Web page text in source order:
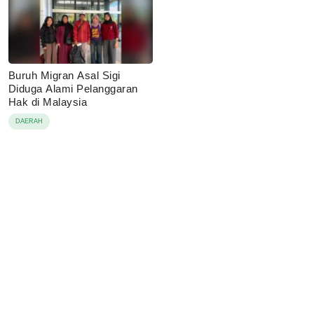
Buruh Migran Asal Sigi
Diduga Alami Pelanggaran
Hak di Malaysia
DAERAH